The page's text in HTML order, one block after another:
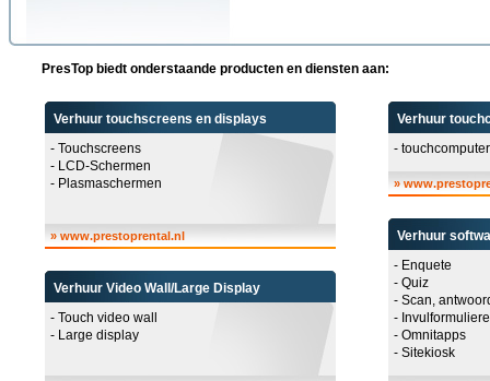
PresTop biedt onderstaande producten en diensten aan:
Verhuur touchscreens en displays
- Touchscreens
- LCD-Schermen
- Plasmaschermen
» www.prestoprental.nl
Verhuur Video Wall/Large Display
- Touch video wall
- Large display
Verhuur
-
»
Verhuur
- Enquete
- Quiz
- Scan,
-
- Omnitapps
- Sitekiosk